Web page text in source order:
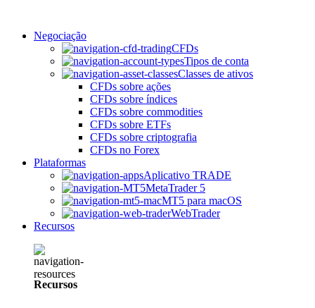
Negociação
CFDs
Tipos de conta
Classes de ativos
CFDs sobre ações
CFDs sobre índices
CFDs sobre commodities
CFDs sobre ETFs
CFDs sobre criptografia
CFDs no Forex
Plataformas
Aplicativo TRADE
MetaTrader 5
MT5 para macOS
WebTrader
Recursos
Recursos